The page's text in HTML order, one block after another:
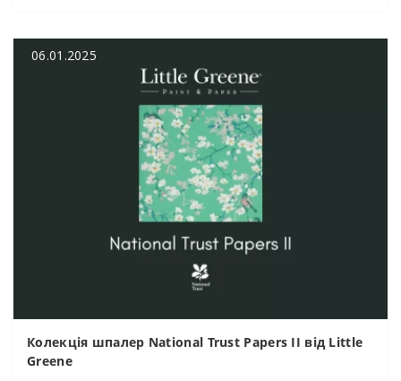
06.01.2025
Колекція шпалер National Trust Papers II від Little
Greene